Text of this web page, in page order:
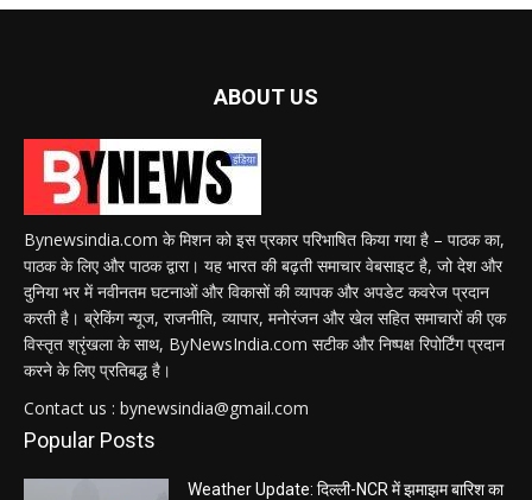
ABOUT US
Bynewsindia.com के मिशन को इस प्रकार परिभाषित किया गया है – पाठक का,
पाठक के लिए और पाठक द्वारा। यह भारत की बढ़ती समाचार वेबसाइट है, जो देश और
दुनिया भर में नवीनतम घटनाओं और विकासों की व्यापक और अपडेट कवरेज प्रदान
करती है। ब्रेकिंग न्यूज, राजनीति, व्यापार, मनोरंजन और खेल सहित समाचारों की एक
विस्तृत श्रृंखला के साथ, ByNewsIndia.com सटीक और निष्पक्ष रिपोर्टिंग प्रदान
करने के लिए प्रतिबद्ध है।
Contact us : bynewsindia@gmail.com
Popular Posts
Weather Update: दिल्ली-NCR में झमाझम बारिश का